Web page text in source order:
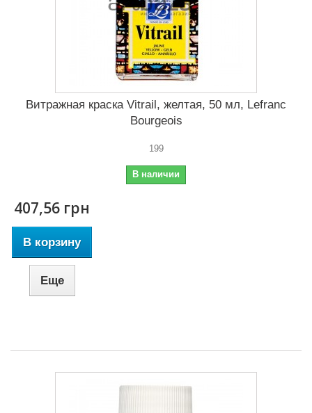
Витражная краска Vitrail, желтая, 50 мл, Lefranc
Bourgeois
199
В наличии
407,56 грн
В корзину
Еще